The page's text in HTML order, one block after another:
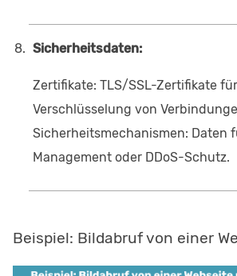
Sicherheitsdaten:
Zertifikate: TLS/SSL-Zertifikate
Verschlüsselung von
Sicherheitsmechanismen: Daten
Management oder DDoS-Schutz.
Beispiel: Bildabruf von einer